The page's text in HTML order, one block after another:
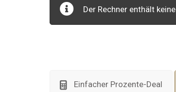
Der Rechner enthält
Einfacher Prozente-Deal